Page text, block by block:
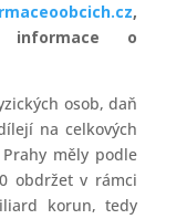
,
informace o
osob, daň
na celkových
měly podle
obdržet v rámci
korun, tedy